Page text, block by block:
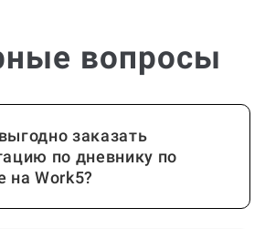
вопросы
заказать
по дневнику по
на Work5?